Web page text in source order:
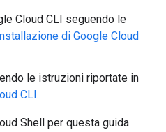
Cloud CLI seguendo le
di Google Cloud
le istruzioni riportate in
CLI.
Shell per questa guida